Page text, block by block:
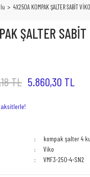
4X250A KOMPAK ŞALTER SABİT
ŞALTER
TL 5.860,30 TL
kompak şalter 4
Viko
VMF3-250-4-SN2